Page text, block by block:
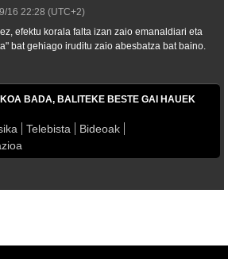
16 22:28 (UTC+2)
efektu korala falta izan zaio emanaldiari eta
bat gehiago iruditu zaio abesbatza bat baino.
BADA, BALITEKE BESTE GAI HAUEK
Telebista
Bideoak